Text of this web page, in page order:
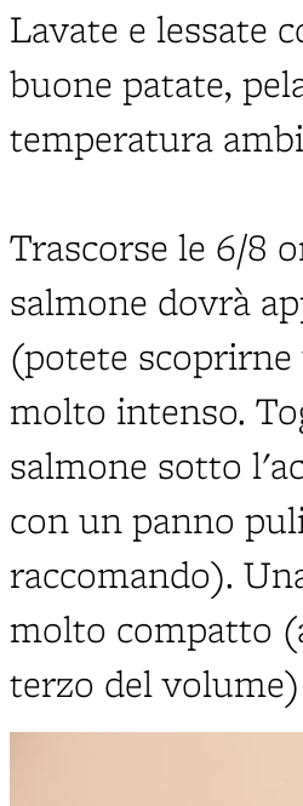
Lavate e lessate
buone patate,
temperatura
Trascorse le 6/8
salmone dovrà
(potete
molto intenso.
salmone sotto
con un panno
raccomando).
molto compatto
terzo del